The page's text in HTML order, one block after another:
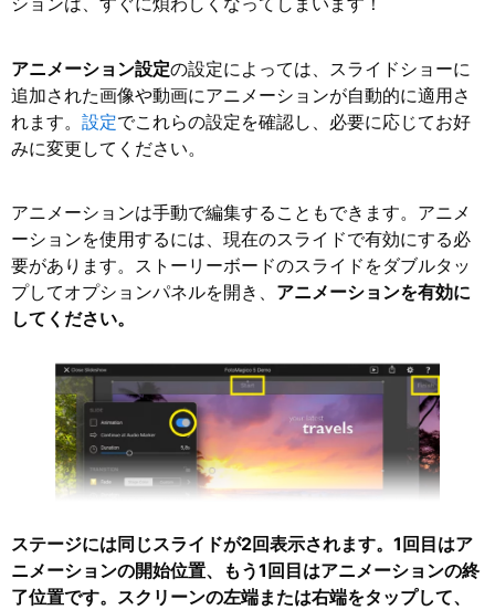
アニメーション設定の設定によっては、スライドショーに
追加された画像や動画にアニメーションが自動的に適用さ
れます。 設定でこれらの設定を確認し、必要に応じてお好
みに変更してください。
アニメーションは手動で編集することもできます。アニメ
ーションを使用するには、現在のスライドで有効にする必
要があります。ストーリーボードのスライドをダブルタッ
プしてオプションパネルを開き、 アニメーションを有効に
してください。
ステージには同じスライドが2回表示されます。1回目はア
ニメーションの開始位置、もう1回目はアニメーションの終
了位置です。スクリーンの左端または右端をタップして、